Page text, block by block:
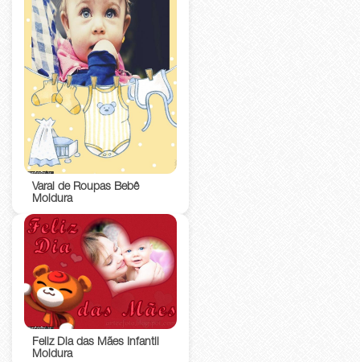
Varal de Roupas Bebê
Moldura
Feliz Dia das Mães Infantil
Moldura